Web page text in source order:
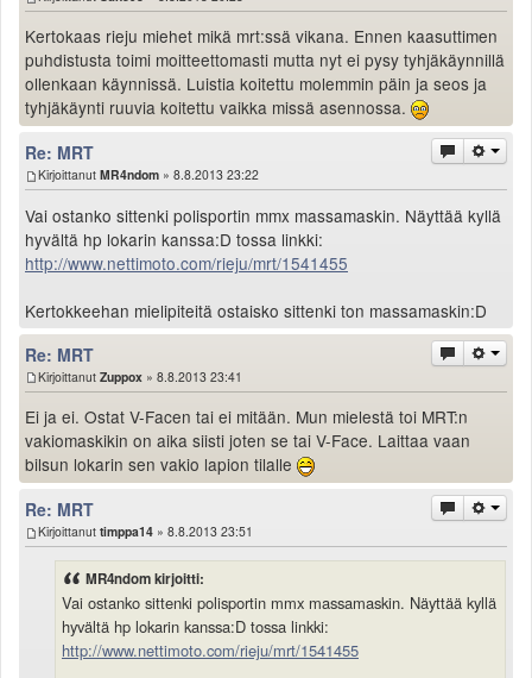
Kertokaas rieju miehet mikä mrt:ssä vikana. Ennen kaasuttimen
puhdistusta toimi moitteettomasti mutta nyt ei pysy tyhjäkäynnillä
ollenkaan käynnissä. Luistia koitettu molemmin päin ja seos ja
tyhjäkäynti ruuvia koitettu vaikka missä asennossa.
Re: MRT
Kirjoittanut MR4ndom » 8.8.2013 23:22
Vai ostanko sittenki polisportin mmx massamaskin. Näyttää kyllä
hyvältä hp lokarin kanssa:D tossa linkki:
http://www.nettimoto.com/rieju/mrt/1541455
Kertokkeehan mielipiteitä ostaisko sittenki ton massamaskin:D
Re: MRT
Kirjoittanut Zuppox » 8.8.2013 23:41
Ei ja ei. Ostat V-Facen tai ei mitään. Mun mielestä toi MRT:n
vakiomaskikin on aika siisti joten se tai V-Face. Laittaa vaan
bilsun lokarin sen vakio lapion tilalle
Re: MRT
Kirjoittanut timppa14 » 8.8.2013 23:51
MR4ndom kirjoitti:
Vai ostanko sittenki polisportin mmx massamaskin. Näyttää kyllä
hyvältä hp lokarin kanssa:D tossa linkki:
http://www.nettimoto.com/rieju/mrt/1541455